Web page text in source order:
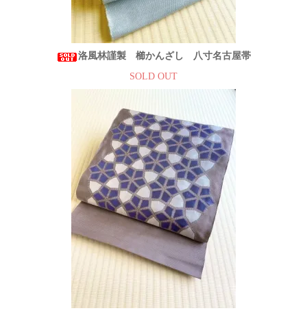
洛風林謹製 櫛かんざし 八寸名古屋帯
SOLD OUT